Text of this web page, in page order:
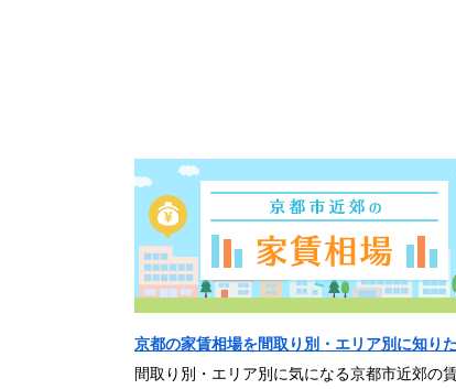
京都の家賃相場を間取り別・エリア別に知り
間取り別・エリア別に気になる京都市近郊の